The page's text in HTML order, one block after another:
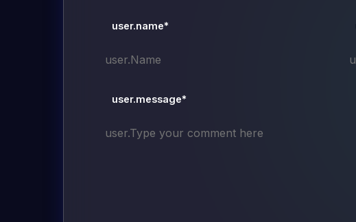
user.name*
user.message*